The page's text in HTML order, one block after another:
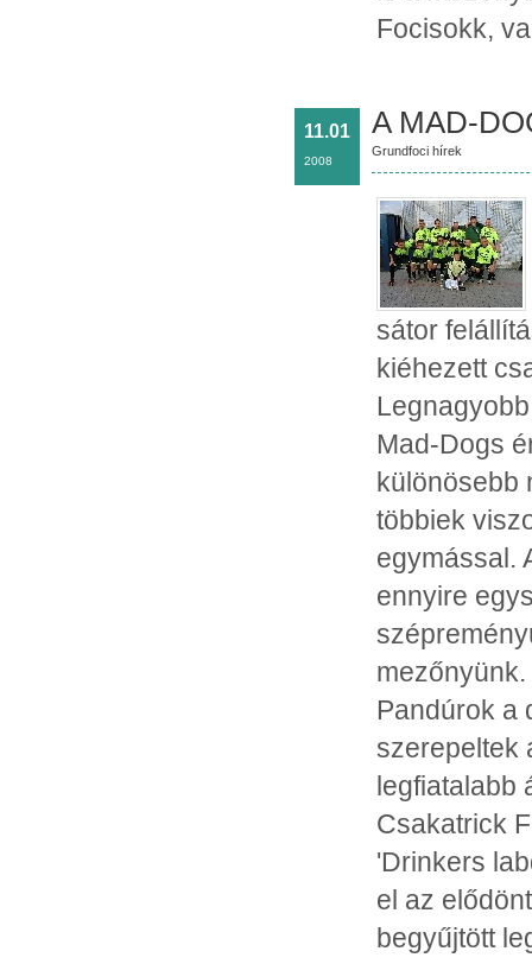
Focisokk,
11.01
2008
A MAD-
Grundfoci hírek
sátor
kiéhezett
Mad-Dogs
különösebb
többiek
egymással.
ennyire
Pandúrok a
szerepeltek
legfiatalabb
Csakatrick
'Drinkers
el az
begyűjtött